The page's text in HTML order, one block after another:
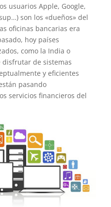
usuarios Apple, Google,
son los «dueños» del
oficinas bancarias era
hoy países
como la India o
disfrutar de sistemas
y eficientes
pasando
servicios financieros del